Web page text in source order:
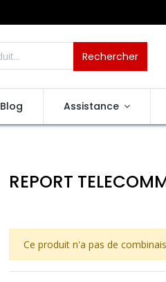
Rechercher
Blog Assistance
REPORT
Ce produit n'a pas de